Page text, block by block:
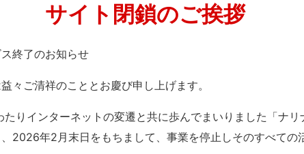
サイト閉鎖のご挨拶
終了のお知らせ
々ご清祥のこととお慶び申し上げます。
りインターネットの変遷と共に歩んでまいりました「ナリ
2026年2月末日をもちまして、事業を停止しそのすべての